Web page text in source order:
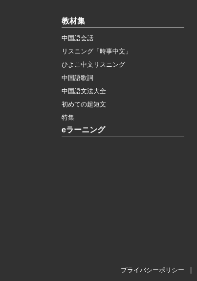
教材集
中国語会話
リスニング「時事中文」
ひよこ中文リスニング
中国語歌詞
中国語文法大全
初めての超短文
特集
eラーニング
プライバシーポリシー